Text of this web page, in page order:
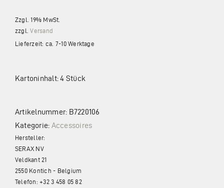
Zzgl. 19% MwSt.
zzgl.Versand
Lieferzeit: ca. 7-10 Werktage
Kartoninhalt: 4 Stück
Artikelnummer: B7220106
Kategorie: Accessoires
Hersteller:
SERAX NV
Veldkant 21
2550 Kontich - Belgium
Telefon: +32 3 458 05 82